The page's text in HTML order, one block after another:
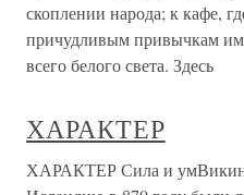
скоплении народа; к кафе,
причудливым привычкам
всего белого света. Здесь
ХАРАКТЕР
ХАРАКТЕР Сила и